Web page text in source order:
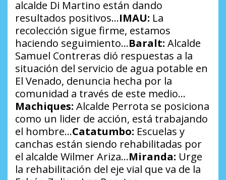
alcalde Di Martino están dando
resultados positivos…IMAU: La
recolección sigue firme, estamos
haciendo seguimiento…Baralt: Alcalde
Samuel Contreras dió respuestas a la
situación del servicio de agua potable en
El Venado, denuncia hecha por la
comunidad a través de este medio…
Machiques: Alcalde Perrota se posiciona
como un lider de acción, está trabajando
el hombre…Catatumbo: Escuelas y
canchas están siendo rehabilitadas por
el alcalde Wilmer Ariza…Miranda: Urge
la rehabilitación del eje vial que va de la